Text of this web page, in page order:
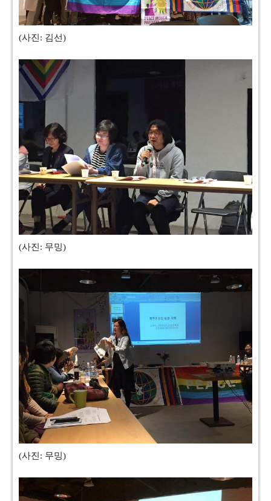
(사진: 김선)
(사진: 무밍)
(사진: 무밍)